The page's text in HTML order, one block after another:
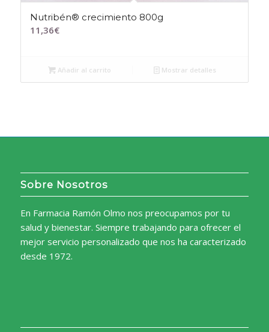
Nutribén® crecimiento 800g
11,36€
Añadir al carrito Mostrar detalles
Sobre Nosotros
En Farmacia Ramón Olmo nos preocupamos por tu
salud y bienestar. Siempre trabajando para ofrecer el
mejor servicio personalizado que nos ha caracterizado
desde 1972.